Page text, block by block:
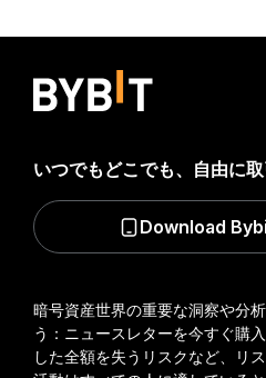
暗号資産世界の重要な洞察や分
う：ニュースレターを今すぐ購入
した全額を失うリスクなど、リ
いつでもどこでも、自由に取
Download